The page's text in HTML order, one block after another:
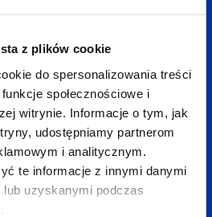
z plików cookie
do spersonalizowania treści
społecznościowe i
witrynie. Informacje o tym, jak
udostępniamy partnerom
i analitycznym.
te informacje z innymi danymi
uzyskanymi podczas